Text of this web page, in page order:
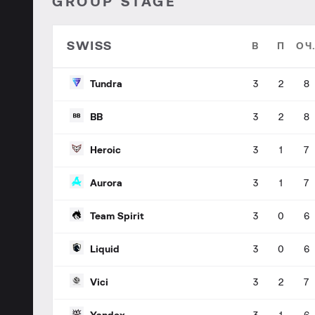
SWISS В П
Tundra 3 2 8
BB 3 2 8
Heroic 3 1 7
Aurora 3 1 7
Team Spirit 3 0 6
Liquid 3 0 6
Vici 3 2 7